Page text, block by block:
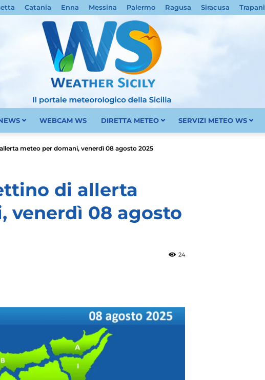
Catania Enna Messina Palermo Ragusa Siracusa Trapani
Sicilia
Weather
WEBCAM WS DIRETTA METEO SERVIZI METEO WS
meteo per domani, venerdì 08 agosto 2025
di allerta
venerdì 08 agosto
24